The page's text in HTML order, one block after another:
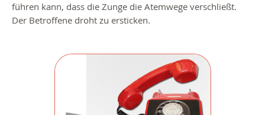
führen kann, dass die Zunge die Atemwege verschließt.
Der Betroffene droht zu ersticken.